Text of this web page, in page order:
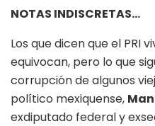
NOTAS INDISCRETAS…
Los que dicen que el PRI
equivocan, pero lo que
corrupción de algunos
político mexiquense,
exdiputado federal y